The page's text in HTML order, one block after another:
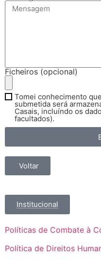
Ficheiros (opcional)
Tomei conhecimento
submetida será
Casais, incluíndo os
facultados).
Voltar
Institucional
Políticas de Combate à
Política de Direitos